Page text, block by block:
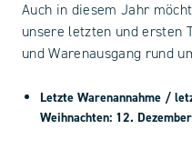
Auch in diesem Jahr
unsere letzten und ersten
und Warenausgang rund
Letzte Warenannahme /
Weihnachten: 12.